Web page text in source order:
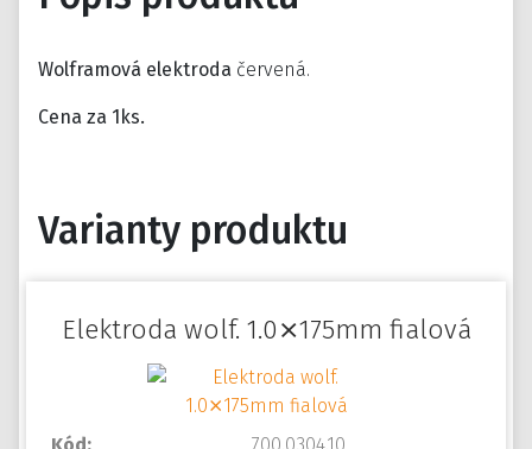
Wolframová elektroda červená.
Cena za 1ks.
Varianty produktu
Elektroda wolf. 1.0⨯175mm fialová